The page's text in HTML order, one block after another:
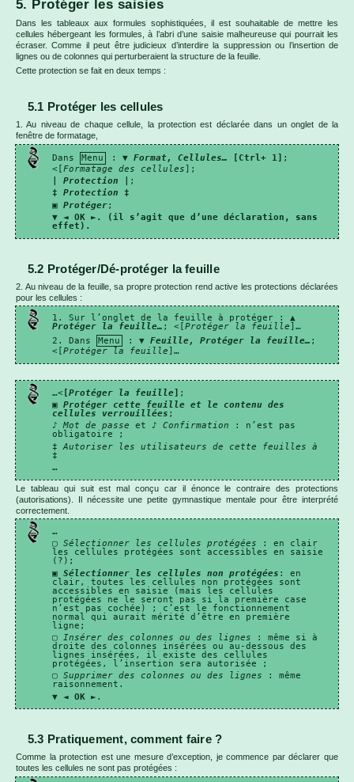
5. Protéger les saisies
Dans les tableaux aux formules sophistiquées, il est souhaitable de mettre les
cellules hébergeant les formules, à l’abri d’une saisie malheureuse qui pourrait les
écraser. Comme il peut être judicieux d’interdire la suppression ou l’insertion de
lignes ou de colonnes qui perturberaient la structure de la feuille.
Cette protection se fait en deux temps :
5.1 Protéger les cellules
1. Au niveau de chaque cellule, la protection est déclarée dans un onglet de la
fenêtre de formatage,
Dans Menu : ▼ Format, Cellules… [Ctrl+ 1]
;
<[Formatage des cellules ];
|Protection
;
‡Protection ‡
▣Protéger;
▼ ◄OK ►. (il s’agit que d’une déclaration, sans
effet).
5.2 Protéger/Dé-protéger la feuille
2. Au niveau de la feuille, sa propre protection rend active les protections déclarées
pour les cellules :
1. Sur l’onglet de la feuille à protéger : ▲
Protéger la feuille… ; <[Protéger la feuille ]…
2. Dans
Menu : ▼ Feuille, Protéger la feuille… ;
<[Protéger la feuille ]…
…< [Protéger la feuille] ;
▣Protéger cette feuille et le contenu des
cellules verrouillées ;
♪Mot de passeet ♪Confirmation
: n’est pas
obligatoire ;
‡Autoriser les utilisateurs de cette feuilles à
‡
…
Le tableau qui suit est mal conçu car il énonce le contraire des protections
(autorisations). Il nécessite une petite gymnastique mentale pour être interprété
correctement.
…
▢Sélectionner les cellules protégées : en clair
les cellules protégées sont accessibles en saisie
(?);
▣Sélectionner les cellules non protégées : en
clair, toutes les cellules non protégées sont
accessibles en saisie (mais les cellules
protégées ne le seront pas si la première case
n’est pas cochée) ; c’est le fonctionnement
normal qui aurait mérité d’être en première
ligne;
▢Insérer des colonnes ou des lignes
: même si à
droite des colonnes insérées ou au-dessous des
lignes insérées, il existe des cellules
protégées, l’insertion sera autorisée ;
▢Supprimer des colonnes ou des lignes : même
raisonnement.
▼ ◄OK ►.
5.3 Pratiquement, comment faire ?
Comme la protection est une mesure d’exception, je commence par déclarer que
toutes les cellules ne sont pas protégées :